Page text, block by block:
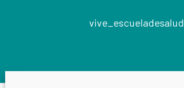
vive_escueladesalud